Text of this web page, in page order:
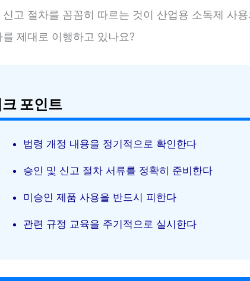
신고 절차를 꼼꼼히 따르는 것이 산업용 소독제 사
를 제대로 이행하고 있나요?
포인트
법령 개정 내용을 정기적으로 확인한다
승인 및 신고 절차 서류를 정확히 준비한다
미승인 제품 사용을 반드시 피한다
관련 규정 교육을 주기적으로 실시한다